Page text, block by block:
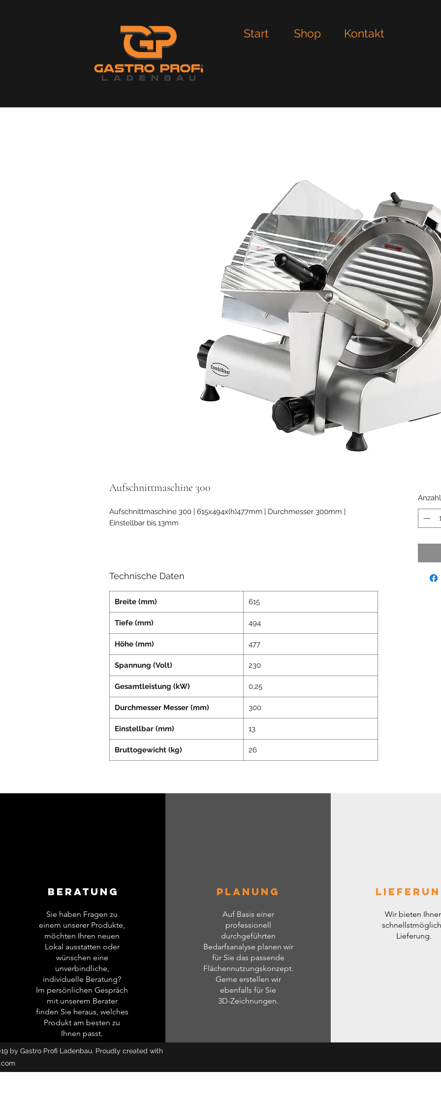
Start Shop Kontakt
Aufschnittmaschine 300
Aufschnittmaschine 300 | 615x494x(h)477mm | Durchmesser 300mm |
Einstellbar bis 13mm
Technische Daten
Breite (mm) 615
Tiefe (mm) 494
Höhe (mm) 477
Spannung (Volt) 230
Gesamtleistung (kW) 0,25
Durchmesser Messer (mm) 300
Einstellbar (mm) 13
Bruttogewicht (kg) 26
Anzahl
Beratung
Sie haben Fragen zu
einem unserer Produkte,
möchten Ihren neuen
Lokal ausstatten oder
wünschen eine
unverbindliche,
individuelle Beratung?
Im persönlichen Gespräch
mit unserem Berater
finden Sie heraus, welches
Produkt am besten zu
Ihnen passt.
Planung
Auf Basis einer
professionell
durchgeführten
Bedarfsanalyse planen wir
für Sie das passende
Flächennutzungskonzept.
Gerne erstellen wir
ebenfalls für Sie
3D-Zeichnungen.
Wir bieten
Lieferung.
by Gastro Profi Ladenbau. Proudly created with